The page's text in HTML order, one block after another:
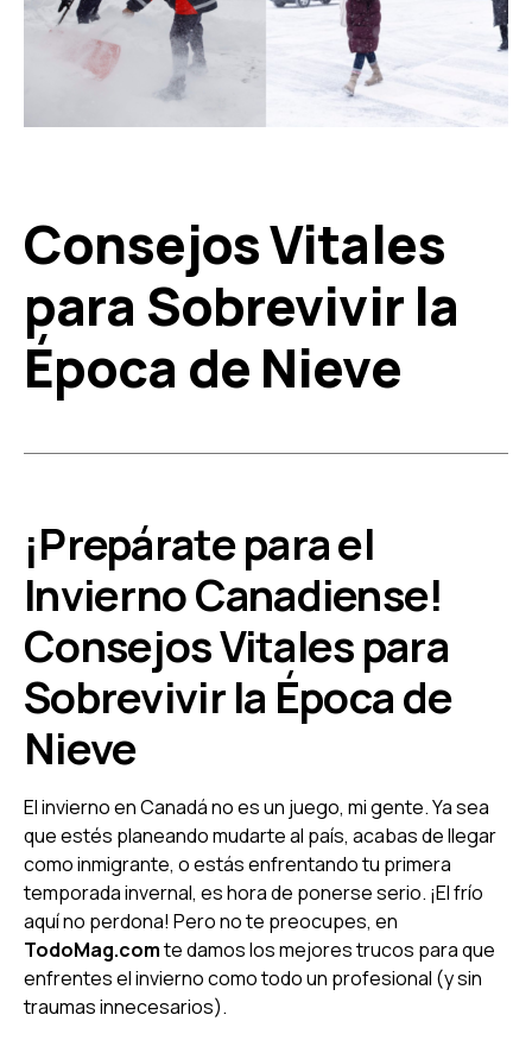
Consejos Vitales
para Sobrevivir la
Época de Nieve
¡Prepárate para el
Invierno Canadiense!
Consejos Vitales para
Sobrevivir la Época de
Nieve
El invierno en Canadá no es un juego, mi gente. Ya sea
que estés planeando mudarte al país, acabas de llegar
como inmigrante, o estás enfrentando tu primera
temporada invernal, es hora de ponerse serio. ¡El frío
aquí no perdona! Pero no te preocupes, en
TodoMag.comte damos los mejores trucos para que
enfrentes el invierno como todo un profesional (y sin
traumas innecesarios).